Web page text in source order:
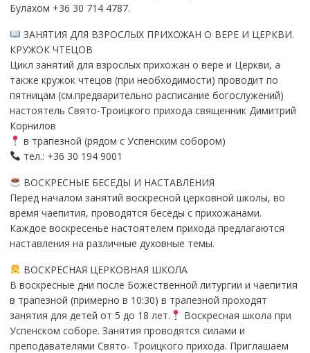
Булахом +36 30 714 4787.
ЗАНЯТИЯ ДЛЯ ВЗРОСЛЫХ ПРИХОЖАН О ВЕРЕ И ЦЕРКВИ.
КРУЖОК ЧТЕЦОВ
Цикл занятий для взрослых прихожан о вере и Церкви, а
также кружок чтецов (при необходимости) проводит по
пятницам (см.предварительно расписание богослужений)
настоятель Свято-Троицкого прихода священник Димитрий
Корнилов
в трапезной (рядом с Успенским собором)
тел.: +36 30 194 9001
ВОСКРЕСНЫЕ БЕСЕДЫ И НАСТАВЛЕНИЯ
Перед началом занятий воскресной церковной школы, во
время чаепития, проводятся беседы с прихожанами.
Каждое воскресенье настоятелем прихода предлагаются
наставления на различные духовные темы.
ВОСКРЕСНАЯ ЦЕРКОВНАЯ ШКОЛА
В воскресные дни после Божественной литургии и чаепития
в трапезной (примерно в 10:30) в трапезной проходят
занятия для детей от 5 до 18 лет.
Воскресная школа при
Успенском соборе. Занятия проводятся силами и
преподавателями Свято- Троицкого прихода. Приглашаем